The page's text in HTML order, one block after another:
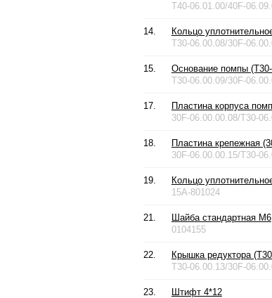
T40-06.01.00/40F-
14.
Кольцо
T30-06.00.08/30F-
15.
Основание помпы
T30-06.00.09/30F-
17.
Пластина корпуса
30F-06.00.00.08/T30-
18.
Пластина крепежная
30F-06.00.00.15/T30-
19.
Кольцо
15A-801024
21.
Шайба стандартная М6
0104155
22.
Крышка редуктора
T30-06.00.13/30F-
23.
Штифт 4*12